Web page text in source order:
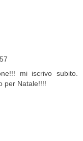
mi iscrivo subito.
per Natale!!!!